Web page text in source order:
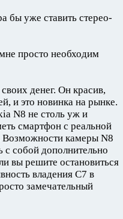
бы уже ставить стерео-
просто необходим
денег. Он красив,
и это новинка на рынке.
N8 не столь уж и
смартфон с реальной
Возможности камеры N8
собой дополнительно
вы решите остановиться
владения C7 в
замечательный